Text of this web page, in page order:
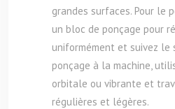
grandes surfaces. Pour le
un bloc de ponçage pour
uniformément et suivez le
ponçage à la machine,
orbitale ou vibrante et
régulières et légères.